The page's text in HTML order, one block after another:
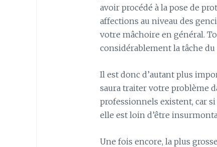
avoir procédé à la pose de
affections au niveau des
votre mâchoire en général.
considérablement la tâche
Il est donc d’autant plus
saura traiter votre problème
professionnels existent, car
elle est loin d’être
Une fois encore, la plus